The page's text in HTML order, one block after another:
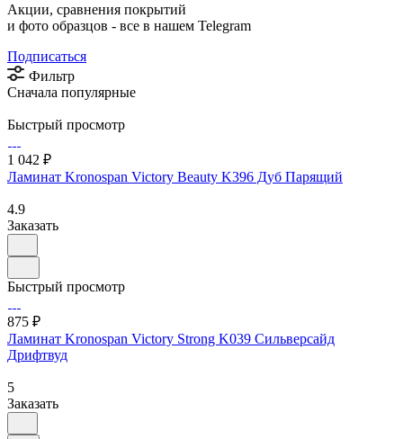
Акции, сравнения покрытий
и фото образцов - все в нашем Telegram
Подписаться
Фильтр
Сначала популярные
Быстрый просмотр
1 042 ₽
Ламинат Kronospan Victory Beauty K396 Дуб Парящий
4.9
Заказать
Быстрый просмотр
875 ₽
Ламинат Kronospan Victory Strong K039 Сильверсайд
Дрифтвуд
5
Заказать